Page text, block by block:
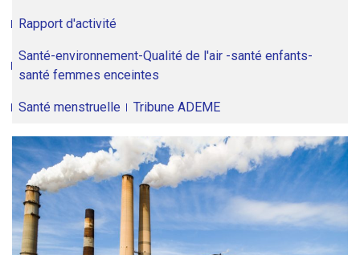
Rapport d'activité
Santé-environnement-Qualité de l'air -santé enfants-
santé femmes enceintes
Santé menstruelle Tribune ADEME